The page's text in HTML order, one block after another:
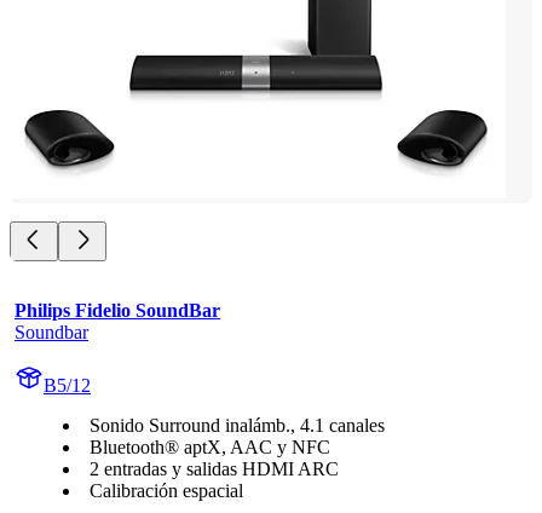
Philips Fidelio SoundBar
Soundbar
B5/12
Sonido Surround inalámb., 4.1 canales
Bluetooth® aptX, AAC y NFC
2 entradas y salidas HDMI ARC
Calibración espacial